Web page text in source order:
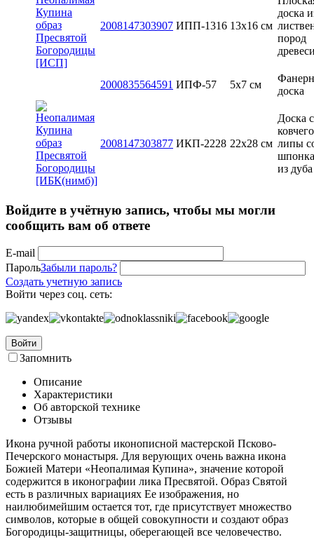
2008147303907 ИПП-1316 13x16 см
доска
пород
2000835564591 ИПФ-57 5x7 см
доска
2008147303877 ИКП-2228 22х28 см
Доска с
липы
из дуба
Войдите в учётную запись, чтобы мы могли
сообщить вам об ответе
E-mail
ПарольЗабыли пароль?
Создать учетную запись
Войти через соц. сеть:
Войти
Запомнить
Описание
Характеристики
Об авторской технике
Отзывы
Икона ручной работы иконописной мастерской Псково-
Печерского монастыря. Для верующих очень важна икона
Божией Матери «Неопалимая Купина», значение которой
содержится в иконографии лика Пресвятой. Образ Святой
есть в различных вариациях Ее изображения, но
наилюбимейшим остается тот, где присутствует множество
символов, которые в общей совокупности и создают образ
Богородицы-защитницы, оберегающей все человечество.